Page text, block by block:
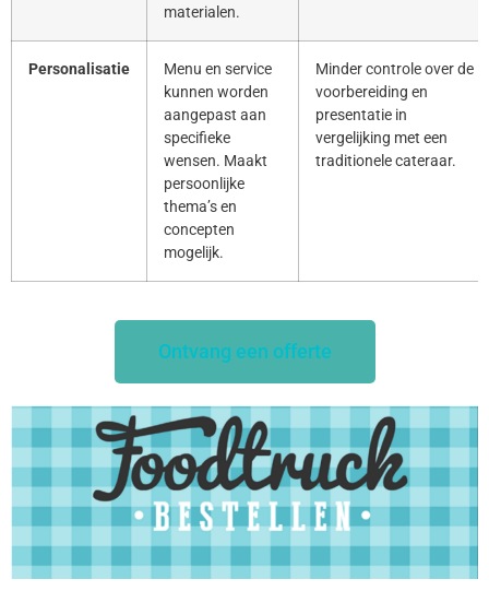
materialen.
Personalisatie
Menu en service
kunnen worden
aangepast aan
specifieke
wensen. Maakt
persoonlijke
thema’s en
concepten
mogelijk.
Minder controle over de
voorbereiding en
presentatie in
vergelijking met een
traditionele cateraar.
Ontvang een offerte